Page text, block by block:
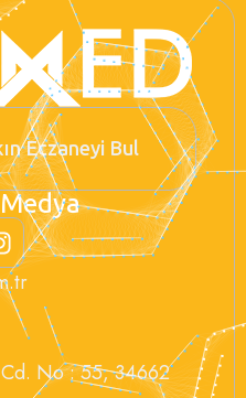
Eczaneyi Bul
No : 55, 34662